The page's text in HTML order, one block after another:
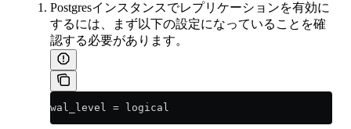
Postgresインスタンスでレプリケーションを有効に
するには、まず以下の設定になっていることを確
認する必要があります。
wal_level = logical